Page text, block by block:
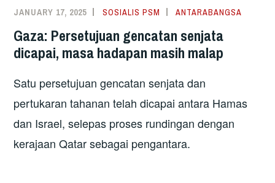
JANUARY 17, 2025 SOSIALIS PSM ANTARABANGSA
Gaza: Persetujuan gencatan senjata
dicapai, masa hadapan masih malap
Satu persetujuan gencatan senjata dan
pertukaran tahanan telah dicapai antara Hamas
dan Israel, selepas proses rundingan dengan
kerajaan Qatar sebagai pengantara.